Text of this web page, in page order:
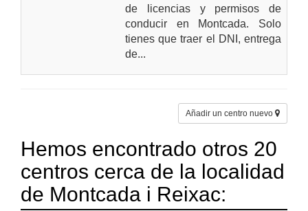
de licencias y permisos de
conducir en Montcada. Solo
tienes que traer el DNI, entrega
de...
Añadir un centro nuevo
Hemos encontrado otros 20
centros cerca de la localidad
de Montcada i Reixac: